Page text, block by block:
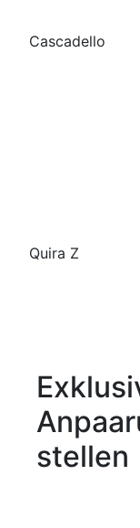
Cascadello
Quira Z
stellen